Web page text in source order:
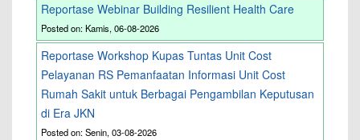
Reportase Webinar Building Resilient Health Care
Posted on: Kamis, 06-08-2026
Reportase Workshop Kupas Tuntas Unit Cost
Pelayanan RS Pemanfaatan Informasi Unit Cost
Rumah Sakit untuk Berbagai Pengambilan Keputusan
di Era JKN
Posted on: Senin, 03-08-2026